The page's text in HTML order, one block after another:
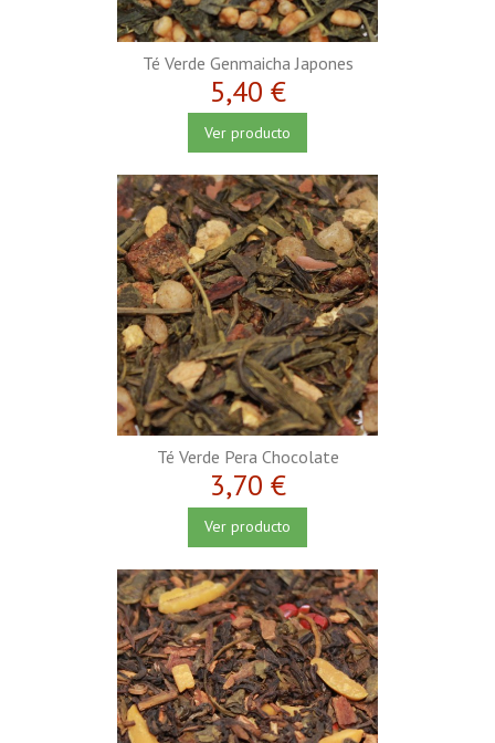
Té Verde Genmaicha Japones
5,40 €
Ver producto
Té Verde Pera Chocolate
3,70 €
Ver producto